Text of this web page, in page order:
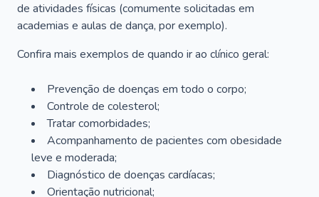
de atividades físicas (comumente solicitadas em
academias e aulas de dança, por exemplo).
Confira mais exemplos de quando ir ao clínico geral:
Prevenção de doenças em todo o corpo;
Controle de colesterol;
Tratar comorbidades;
Acompanhamento de pacientes com obesidade
leve e moderada;
Diagnóstico de doenças cardíacas;
Orientação nutricional;